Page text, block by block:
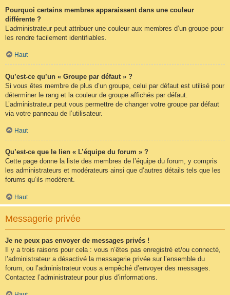
Pourquoi certains membres apparaissent dans une couleur
différente ?
L’administrateur peut attribuer une couleur aux membres d’un groupe pour
les rendre facilement identifiables.
Haut
Qu’est-ce qu’un « Groupe par défaut » ?
Si vous êtes membre de plus d’un groupe, celui par défaut est utilisé pour
déterminer le rang et la couleur de groupe affichés par défaut.
L’administrateur peut vous permettre de changer votre groupe par défaut
via votre panneau de l’utilisateur.
Haut
Qu’est-ce que le lien « L’équipe du forum » ?
Cette page donne la liste des membres de l’équipe du forum, y compris
les administrateurs et modérateurs ainsi que d’autres détails tels que les
forums qu’ils modèrent.
Haut
Messagerie privée
Je ne peux pas envoyer de messages privés !
Il y a trois raisons pour cela : vous n’êtes pas enregistré et/ou connecté,
l’administrateur a désactivé la messagerie privée sur l’ensemble du
forum, ou l’administrateur vous a empêché d’envoyer des messages.
Contactez l’administrateur pour plus d’informations.